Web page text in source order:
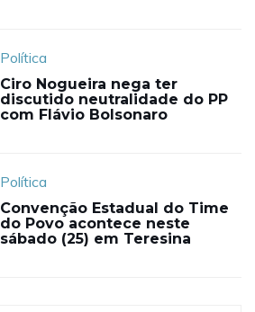
Política
Ciro Nogueira nega ter
discutido neutralidade do PP
com Flávio Bolsonaro
Política
Convenção Estadual do Time
do Povo acontece neste
sábado (25) em Teresina